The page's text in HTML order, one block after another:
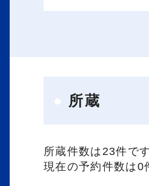
所蔵
所蔵件数は23件です
現在の予約件数は0